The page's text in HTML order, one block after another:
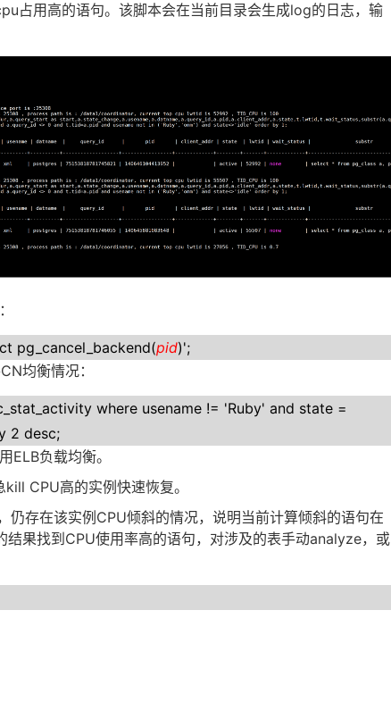
占用高的语句。该脚本会在当前目录会生成log的日志，输
pg_cancel_backend(pid)';
CN均衡情况：
where usename != 'Ruby' and state =
2 desc;
ELB负载均衡。
kill CPU高的实例快速恢复。
仍存在该实例CPU倾斜的情况，说明当前计算倾斜的语句在
结果找到CPU使用率高的语句，对涉及的表手动analyze，或